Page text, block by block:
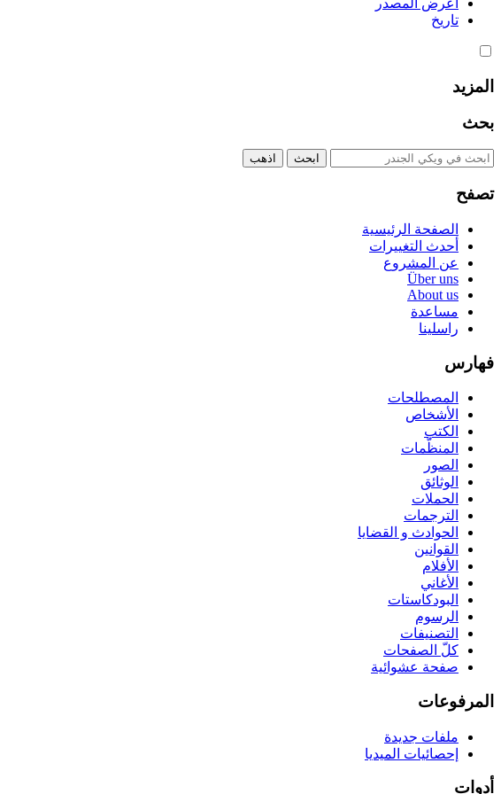
اعرض المصدر
تاريخ
المزيد
بحث
تصفح
الصفحة الرئيسية
أحدث التغييرات
عن المشروع
Über uns
About us
مساعدة
راسلينا
فهارس
المصطلحات
الأشخاص
الكتب
المنظّمات
الصور
الوثائق
الحملات
الترجمات
الحوادث و القضايا
القوانين
الأفلام
الأغاني
البودكاستات
الرسوم
التصنيفات
كلّ الصفحات
صفحة عشوائية
المرفوعات
ملفات جديدة
إحصائيات الميديا
أدوات